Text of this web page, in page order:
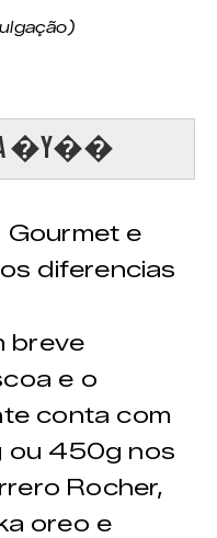
�Y��
e
diferencias
breve
e o
conta com
ou 450g nos
Rocher,
oreo e